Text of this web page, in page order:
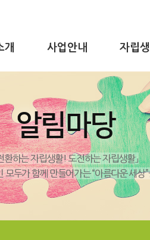
개 사업안내 자립
알림마당
환하는 자립생활! 도전하는 자립생활」
모두가 함께 만들어가는 “아름다운 세상